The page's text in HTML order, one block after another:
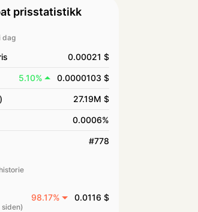
prisstatistikk
dag
0.00021 $
5.10% 0.0000103 $
27.19M $
0.0006%
#778
98.17% 0.0116 $